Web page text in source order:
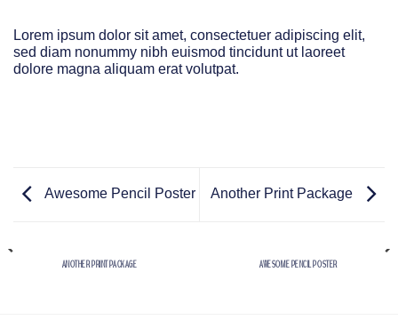
Lorem ipsum dolor sit amet, consectetuer adipiscing elit,
sed diam nonummy nibh euismod tincidunt ut laoreet
dolore magna aliquam erat volutpat.
Awesome Pencil Poster Another Print Package
ANOTHER PRINT PACKAGE AWESOME PENCIL POSTER